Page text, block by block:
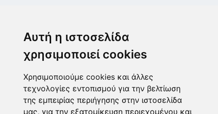
Αυτή η ιστοσελίδα
χρησιμοποιεί cookies
Χρησιμοποιούμε cookies και άλλες
τεχνολογίες εντοπισμού για την βελτίωση
της εμπειρίας περιήγησης στην ιστοσελίδα
μας, για την εξατομίκευση περιεχομένου και
2102843411
6932215191
info@paulis.gr
Ωράριο καταστήματος